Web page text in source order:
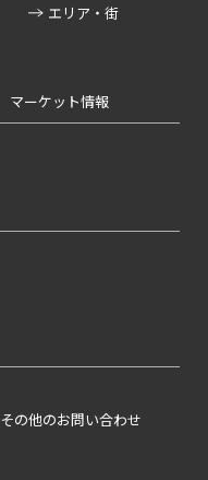
エリア・街
マーケット情報
その他のお問い合わせ